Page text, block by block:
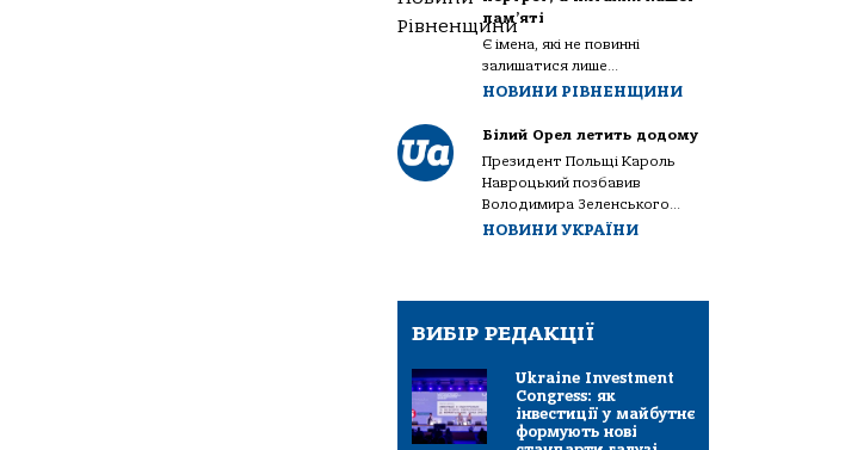
пам’яті
Є імена, які не повинні
залишатися лише...
НОВИНИ РІВНЕНЩИНИ
Білий Орел летить додому
Президент Польщі Кароль
Навроцький позбавив
Володимира Зеленського...
НОВИНИ УКРАЇНИ
ВИБІР РЕДАКЦІЇ
Ukraine Investment
Congress: як
інвестиції у майбутнє
формують нові